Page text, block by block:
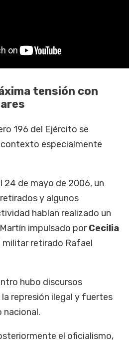
tensión con
196 del Ejército se
contexto especialmente
24 de mayo de 2006, un
y algunos
habían realizado un
impulsado porCecilia
militar retirado Rafael
hubo discursos
represión ilegal y fuertes
nacional.
el oficialismo,